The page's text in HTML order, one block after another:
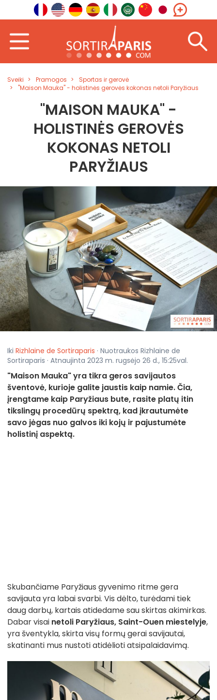
Sveiki Pramogos
Sportas ir gerovė
"Maison Mauka" - holistinės gerovės kokonas netoli Paryžiaus
"MAISON MAUKA" -
HOLISTINĖS GEROVĖS
KOKONAS NETOLI
PARYŽIAUS
Iki Rizhlaine de Sortiraparis · Nuotraukos Rizhlaine de
Sortiraparis · Atnaujinta 2023 m. rugsėjo 26 d., 15:25val.
"Maison Mauka" yra tikra geros savijautos
šventovė, kurioje galite jaustis kaip namie. Čia,
įrengtame kaip Paryžiaus bute, rasite platų itin
tikslingų procedūrų spektrą, kad įkrautumėte
savo jėgas nuo galvos iki kojų ir pajustumėte
holistinį aspektą.
Skubančiame Paryžiaus gyvenimo ritme gera
savijauta yra labai svarbi. Vis dėlto, turėdami tiek
daug darbų, kartais atidedame sau skirtas akimirkas.
Dabar visai netoli Paryžiaus, Saint-Ouen miestelyje,
yra šventykla, skirta visų formų gerai savijautai,
skatinanti mus nustoti atidėlioti atsipalaidavimą.